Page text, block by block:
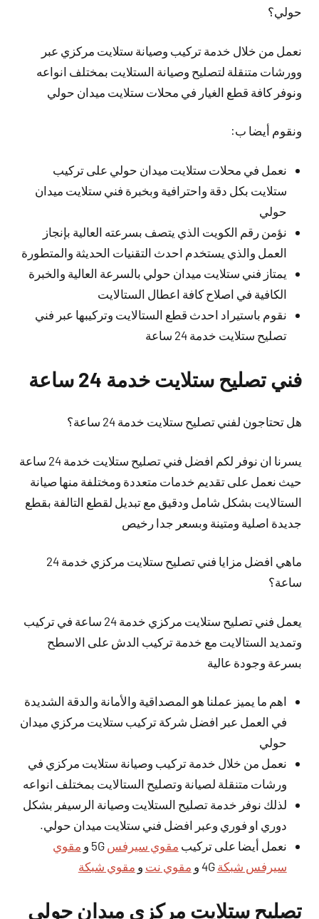
حولي؟
نعمل من خلال خدمة تركيب وصيانة ستلايت مركزي عبر
وورشات متنقلة لتصليح وصيانة الستلايت بمختلف انواعه
ونوفر كافة قطع الغيار في محلات ستلايت ميدان حولي
ونقوم أيضا ب:
نعمل في محلات ستلايت ميدان حولي على تركيب
ستلايت بكل دقة واحترافية وبخبرة فني ستلايت ميدان
حولي
نؤمن رقم الكويت الذي يتصف بسرعته العالية بإنجاز
العمل والذي يستخدم احدث التقنيات الحديثة والمتطورة
يمتاز فني ستلايت ميدان حولي بالسرعة العالية والخبرة
الكافية في اصلاح كافة اعطال الستالايت
نقوم باستيراد احدث قطع الستالايت وتركيبها عبر فني
تصليح ستلايت خدمة 24 ساعة
فني تصليح ستلايت خدمة 24 ساعة
هل تحتاجون لفني تصليح ستلايت خدمة 24 ساعة؟
يسرنا ان نوفر لكم افضل فني تصليح ستلايت خدمة 24 ساعة
حيث نعمل على تقديم خدمات متعددة ومختلفة منها صيانة
الستالايت بشكل شامل ودقيق مع تبديل لقطع التالفة بقطع
جديدة اصلية ومتينة وبسعر جدا رخيص
ماهي افضل مزايا فني تصليح ستلايت مركزي خدمة 24
ساعة؟
يعمل فني تصليح ستلايت مركزي خدمة 24 ساعة في تركيب
وتمديد الستالايت مع خدمة تركيب الدش على الاسطح
بسرعة وجودة عالية
اهم ما يميز عملنا هو المصداقية والأمانة والدقة الشديدة
في العمل عبر افضل شركة تركيب ستلايت مركزي ميدان
حولي
نعمل من خلال خدمة تركيب وصيانة ستلايت مركزي في
ورشات متنقلة لصيانة وتصليح الستالايت بمختلف انواعه
لذلك نوفر خدمة تصليح الستلايت وصيانة الرسيفر بشكل
دوري او فوري وعبر افضل فني ستلايت ميدان حولي.
نعمل أيضا على تركيب مقوي سيرفس 5G و
مقوي
سيرفس شبكة 4G و مقوي نت و مقوي شبكة
تصليح ستلايت مركزي ميدان حولي